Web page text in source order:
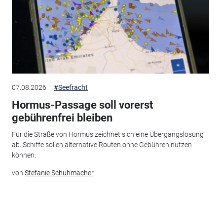
07.08.2026 #Seefracht
Hormus-Passage soll vorerst
gebührenfrei bleiben
Für die Straße von Hormus zeichnet sich eine Übergangslösung
ab. Schiffe sollen alternative Routen ohne Gebühren nutzen
können.
von Stefanie Schuhmacher